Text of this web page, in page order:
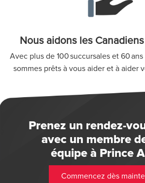
Nous aidons les
Avec plus de 100 succursales et 60
sommes prêts à vous aider et à aider
Prenez un rendez-
avec un membre
équipe à Prince
Commencez dès